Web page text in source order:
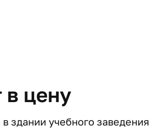
в цену
здании учебного заведения